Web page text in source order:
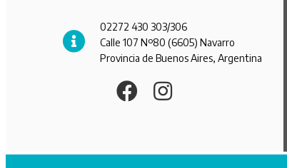
02272 430 303/306
Calle 107 Nº80 (6605) Navarro
Provincia de Buenos Aires, Argentina